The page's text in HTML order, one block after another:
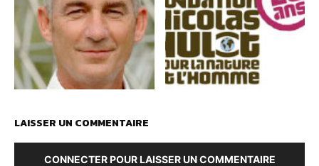
LAISSER UN COMMENTAIRE
CONNECTER POUR LAISSER UN COMMENTAIRE